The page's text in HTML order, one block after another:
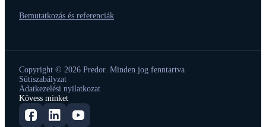
Bemutatkozás és referenciák
Copyright © 2026 Predor. Minden jog fenntartva
Sütiszabályzat
Adatkezelési nyilatkozat
Kövess minket